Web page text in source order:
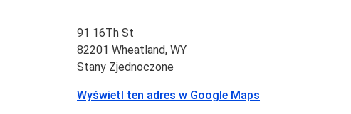
91 16Th St
82201 Wheatland, WY
Stany Zjednoczone
Wyświetl ten adres w Google Maps